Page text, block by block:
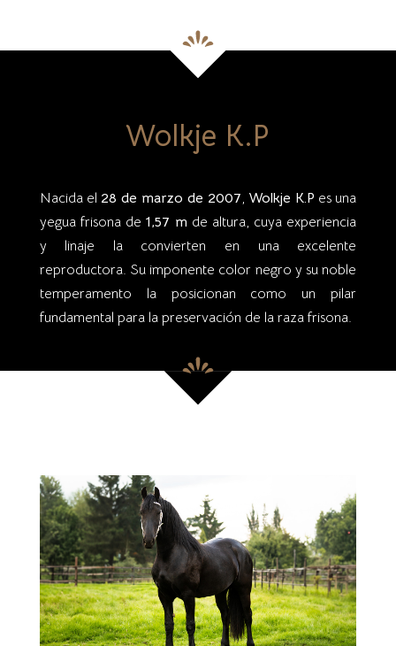
Wolkje K.P
Nacida el 28 de marzo de 2007, Wolkje K.P es una
yegua frisona de 1,57 m de altura, cuya experiencia
y linaje la convierten en una excelente
reproductora. Su imponente color negro y su noble
temperamento la posicionan como un pilar
fundamental para la preservación de la raza frisona.